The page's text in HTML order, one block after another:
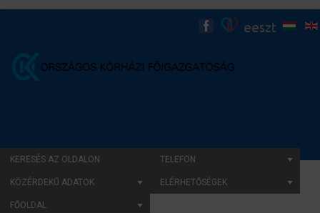
KERESÉS AZ OLDALON TELEFON
KÖZÉRDEKŰ ADATOK ELÉRHETŐSÉGEK
FŐOLDAL